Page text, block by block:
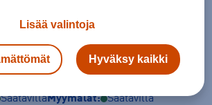
ja tilaa myymälästä
SaatavillaMyymälät: Saatavilla
Lisää valintoja
Hyväksy kaikki